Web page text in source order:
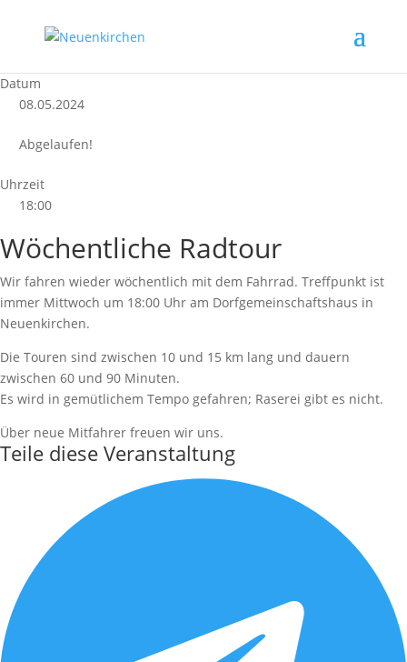
Datum
08.05.2024
Abgelaufen!
Uhrzeit
18:00
Wöchentliche Radtour
Wir fahren wieder wöchentlich mit dem Fahrrad. Treffpunkt ist
immer Mittwoch um 18:00 Uhr am Dorfgemeinschaftshaus in
Neuenkirchen.
Die Touren sind zwischen 10 und 15 km lang und dauern
zwischen 60 und 90 Minuten.
Es wird in gemütlichem Tempo gefahren; Raserei gibt es nicht.
Über neue Mitfahrer freuen wir uns.
Teile diese Veranstaltung